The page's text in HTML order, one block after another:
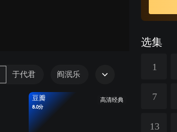
冈山胜利
剿”，又带
挑起内战，
解放军取
冲破层云
选集
1
7
13
于代君 阎泯乐
高清经典
豆瓣
8.0分